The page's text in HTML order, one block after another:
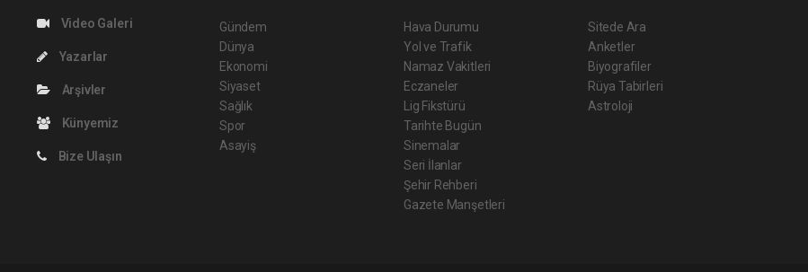
Video Galeri
Yazarlar
Arşivler
Künyemiz
Bize Ulaşın
Gündem
Dünya
Ekonomi
Siyaset
Sağlık
Spor
Asayiş
Hava Durumu
Yol ve Trafik
Namaz Vakitleri
Eczaneler
Lig Fikstürü
Tarihte Bugün
Sinemalar
Seri İlanlar
Şehir Rehberi
Gazete Manşetleri
Sitede Ara
Anketler
Biyografiler
Rüya Tabirleri
Astroloji